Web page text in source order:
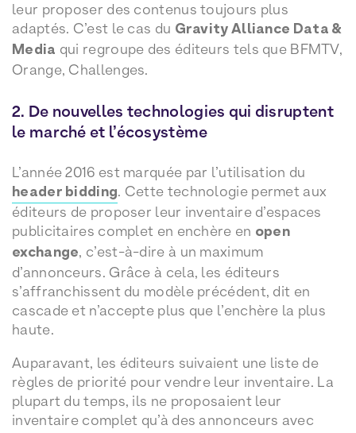
leur proposer des contenus toujours plus
adaptés. C’est le cas du Gravity Alliance Data &
Media qui regroupe des éditeurs tels que BFMTV,
Orange, Challenges.
2. De nouvelles technologies qui disruptent
le marché et l’écosystème
L’année 2016 est marquée par l’utilisation du
header bidding. Cette technologie permet aux
éditeurs de proposer leur inventaire d’espaces
publicitaires complet en enchère en open
exchange, c’est-à-dire à un maximum
d’annonceurs. Grâce à cela, les éditeurs
s’affranchissent du modèle précédent, dit en
cascade et n’accepte plus que l’enchère la plus
haute.
Auparavant, les éditeurs suivaient une liste de
règles de priorité pour vendre leur inventaire. La
plupart du temps, ils ne proposaient leur
inventaire complet qu’à des annonceurs avec